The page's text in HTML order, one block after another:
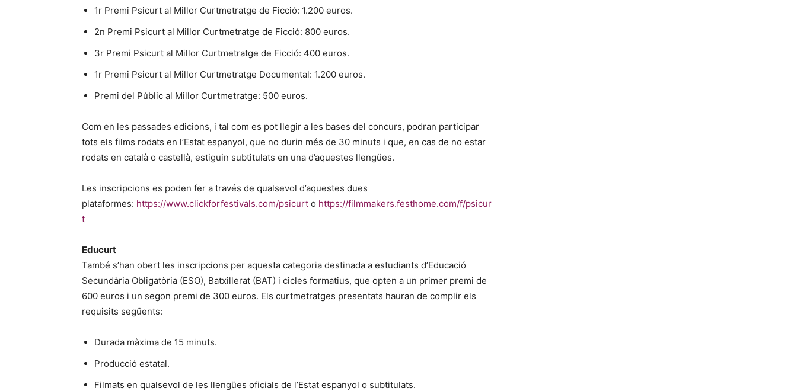
1r Premi Psicurt al Millor Curtmetratge de Ficció: 1.200 euros.
2n Premi Psicurt al Millor Curtmetratge de Ficció: 800 euros.
3r Premi Psicurt al Millor Curtmetratge de Ficció: 400 euros.
1r Premi Psicurt al Millor Curtmetratge Documental: 1.200 euros.
Premi del Públic al Millor Curtmetratge: 500 euros.
Com en les passades edicions, i tal com es pot llegir a les bases del concurs, podran participar
tots els films rodats en l’Estat espanyol, que no durin més de 30 minuts i que, en cas de no estar
rodats en català o castellà, estiguin subtitulats en una d’aquestes llengües.
Les inscripcions es poden fer a través de qualsevol d’aquestes dues
plataformes: https://www.clickforfestivals.com/psicurt o https://filmmakers.festhome.com/f/psicur
t
Educurt
També s’han obert les inscripcions per aquesta categoria destinada a estudiants d’Educació
Secundària Obligatòria (ESO), Batxillerat (BAT) i cicles formatius, que opten a un primer premi de
600 euros i un segon premi de 300 euros. Els curtmetratges presentats hauran de complir els
requisits següents:
Durada màxima de 15 minuts.
Producció estatal.
Filmats en qualsevol de les llengües oficials de l’Estat espanyol o subtitulats.